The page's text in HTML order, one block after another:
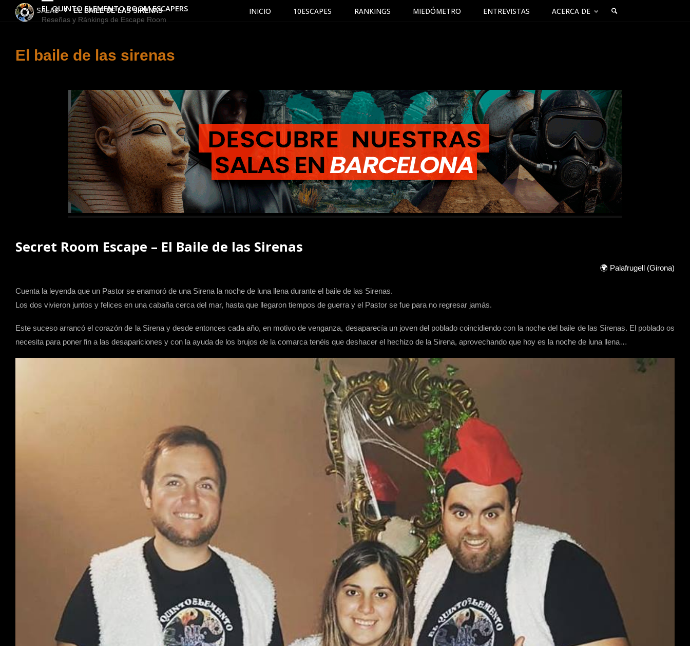
EL QUINTO ELEMENTO ROOM ESCAPERS
Reseñas y Ránkings de Escape Room
Saltar
INICIO 10ESCAPES RANKINGS MIEDÓMETRO ENTREVISTAS ACERCA DE
INICIOSALAS EL BAILE DE LAS SIRENAS
El baile de las sirenas
Secret Room Escape – El Baile de las Sirenas
🌍 Palafrugell (Girona)
Cuenta la leyenda que un Pastor se enamoró de una Sirena la noche de luna llena durante el baile de las Sirenas.
Los dos vivieron juntos y felices en una cabaña cerca del mar, hasta que llegaron tiempos de guerra y el Pastor se fue para no regresar jamás.
Este suceso arrancó el corazón de la Sirena y desde entonces cada año, en motivo de venganza, desaparecía un joven del poblado coincidiendo con la noche del baile de las Sirenas. El poblado os
necesita para poner fin a las desapariciones y con la ayuda de los brujos de la comarca tenéis que deshacer el hechizo de la Sirena, aprovechando que hoy es la noche de luna llena…